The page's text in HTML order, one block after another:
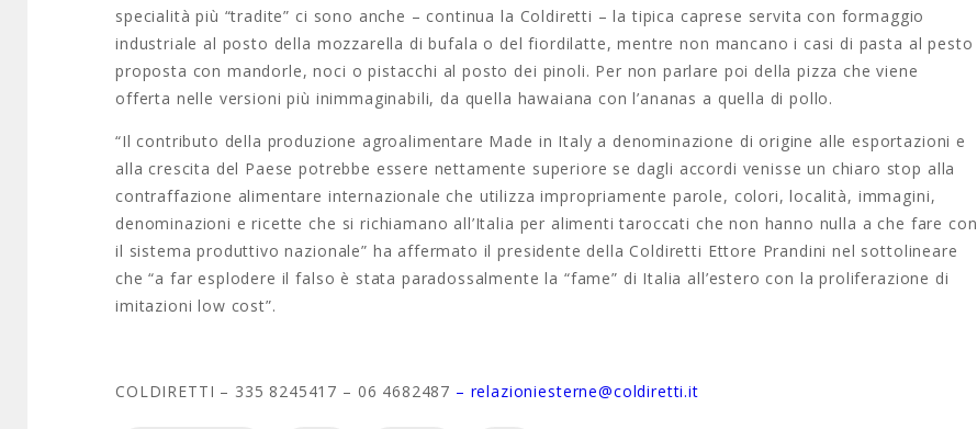
specialità più “tradite” ci sono anche – continua la Coldiretti – la tipica caprese servita con formaggio
industriale al posto della mozzarella di bufala o del fiordilatte, mentre non mancano i casi di pasta al pesto
proposta con mandorle, noci o pistacchi al posto dei pinoli. Per non parlare poi della pizza che viene
offerta nelle versioni più inimmaginabili, da quella hawaiana con l’ananas a quella di pollo.
“Il contributo della produzione agroalimentare Made in Italy a denominazione di origine alle esportazioni e
alla crescita del Paese potrebbe essere nettamente superiore se dagli accordi venisse un chiaro stop alla
contraffazione alimentare internazionale che utilizza impropriamente parole, colori, località, immagini,
denominazioni e ricette che si richiamano all’Italia per alimenti taroccati che non hanno nulla a che fare con
il sistema produttivo nazionale” ha affermato il presidente della Coldiretti Ettore Prandini nel sottolineare
che “a far esplodere il falso è stata paradossalmente la “fame” di Italia all’estero con la proliferazione di
imitazioni low cost”.
COLDIRETTI – 335 8245417 – 06 4682487 – relazioniesterne@coldiretti.it